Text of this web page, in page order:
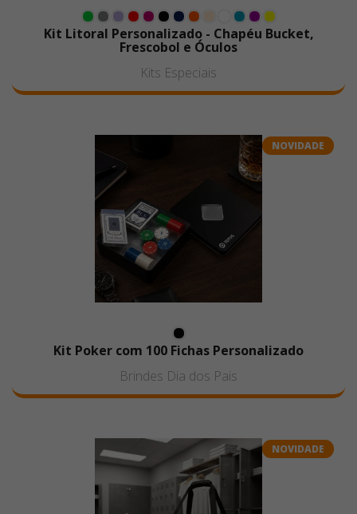
Kit Litoral Personalizado - Chapéu Bucket,
Frescobol e Óculos
Kits Especiais
NOVIDADE
Kit Poker com 100 Fichas Personalizado
Brindes Dia dos Pais
NOVIDADE